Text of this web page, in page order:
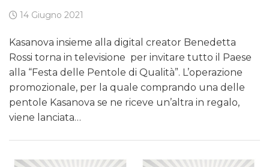
14 Giugno 2021
Kasanova insieme alla digital creator Benedetta
Rossi torna in televisione per invitare tutto il Paese
alla “Festa delle Pentole di Qualità”. L’operazione
promozionale, per la quale comprando una delle
pentole Kasanova se ne riceve un’altra in regalo,
viene lanciata…